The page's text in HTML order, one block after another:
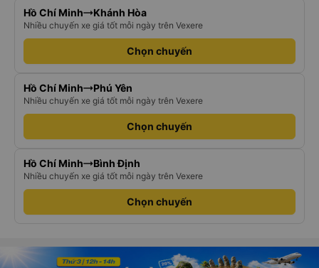
Hồ Chí Minh Khánh Hòa
Nhiều chuyến xe giá tốt mỗi ngày trên Vexere
Chọn chuyến
Hồ Chí Minh Phú Yên
Nhiều chuyến xe giá tốt mỗi ngày trên Vexere
Chọn chuyến
Hồ Chí Minh Bình Định
Nhiều chuyến xe giá tốt mỗi ngày trên Vexere
Chọn chuyến